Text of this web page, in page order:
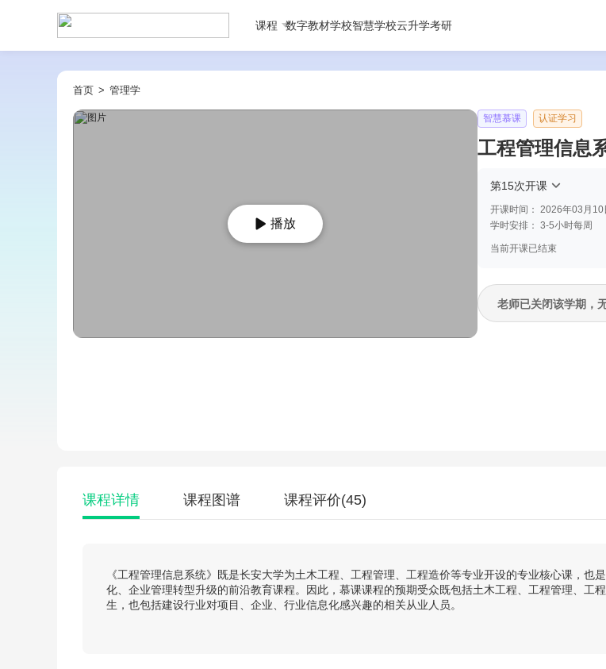
课程 数字教材学校智慧学校云升学考研
首页 > 管理学
播放
智慧慕课 认证学习
工程管理信息
第15次开课
开课时间： 2026年03月10
学时安排： 3-5小时每周
当前开课已结束
老师已关闭该学期，
课程详情 课程图谱 课程评价(45)
《工程管理信息系统》既是长安大学为土木工程、工程管理、工程造价等专业开设的专业核心课，也
化、企业管理转型升级的前沿教育课程。因此，慕课课程的预期受众既包括土木工程、工程管理、工
生，也包括建设行业对项目、企业、行业信息化感兴趣的相关从业人员。